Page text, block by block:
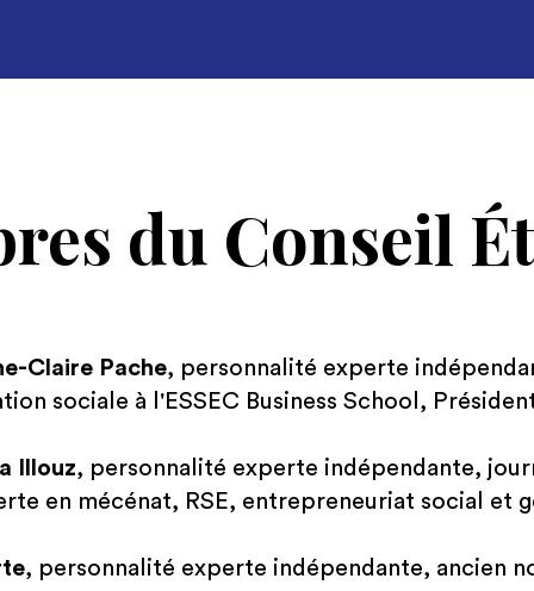
du Conseil
Claire Pache, personnalité experte
sociale à l'ESSEC Business School,
Illouz, personnalité experte indépendante,
en mécénat, RSE, entrepreneuriat social et
, personnalité experte indépendante, ancien